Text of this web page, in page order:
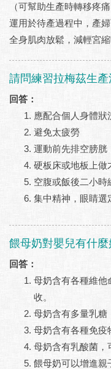
（可幫助生產時轉移疼
運用於待產過程中，產
全身肌肉放鬆，減輕宮縮
請問練習拉梅茲生
回答：
應配合個人身體狀
避免太疲勞
運動前先排空膀胱
硬板床或地板上做
空腹或飯後二小時
集中精神，眼睛選
餵母奶對嬰兒有什麼
回答：
母奶含有各種維他
收。
母奶含有多量乳糖
母奶含有各種免疫
母奶含有乳酸菌，
餵母奶可以增進親